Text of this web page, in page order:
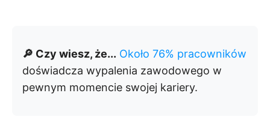
🔎 Czy wiesz, że... Około 76% pracowników
doświadcza wypalenia zawodowego w
pewnym momencie swojej kariery.